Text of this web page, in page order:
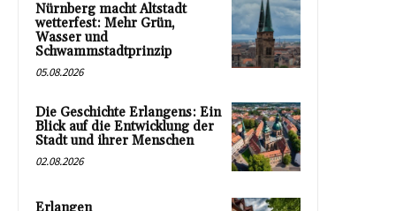
Nürnberg macht Altstadt
wetterfest: Mehr Grün,
Wasser und
Schwammstadtprinzip
05.08.2026
Die Geschichte Erlangens: Ein
Blick auf die Entwicklung der
Stadt und ihrer Menschen
02.08.2026